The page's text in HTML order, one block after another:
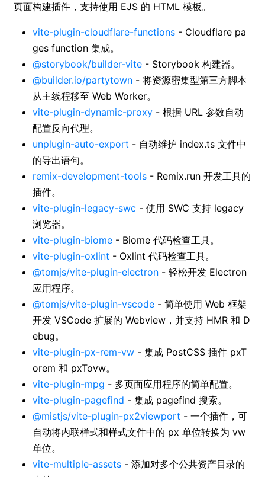
页面构建插件，支持使用 EJS 的 HTML 模板。
vite-plugin-cloudflare-functions - Cloudflare pa
ges function 集成。
@storybook/builder-vite - Storybook 构建器。
@builder.io/partytown - 将资源密集型第三方脚本
从主线程移至 Web Worker。
vite-plugin-dynamic-proxy - 根据 URL 参数自动
配置反向代理。
unplugin-auto-export - 自动维护 index.ts 文件中
的导出语句。
remix-development-tools - Remix.run 开发工具的
插件。
vite-plugin-legacy-swc - 使用 SWC 支持 legacy
浏览器。
vite-plugin-biome - Biome 代码检查工具。
vite-plugin-oxlint - Oxlint 代码检查工具。
@tomjs/vite-plugin-electron - 轻松开发 Electron
应用程序。
@tomjs/vite-plugin-vscode - 简单使用 Web 框架
开发 VSCode 扩展的 Webview，并支持 HMR 和 D
ebug。
vite-plugin-px-rem-vw - 集成 PostCSS 插件 pxT
orem 和 pxTovw。
vite-plugin-mpg - 多页面应用程序的简单配置。
vite-plugin-pagefind - 集成 pagefind 搜索。
@mistjs/vite-plugin-px2viewport - 一个插件，可
自动将内联样式和样式文件中的 px 单位转换为 vw
单位。
vite-multiple-assets - 添加对多个公共资产目录的